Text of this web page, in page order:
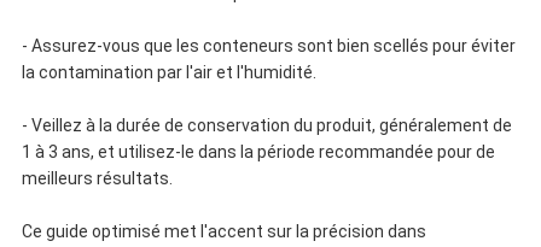
- Assurez-vous que les conteneurs sont bien scellés pour éviter
la contamination par l'air et l'humidité.
- Veillez à la durée de conservation du produit, généralement de
1 à 3 ans, et utilisez-le dans la période recommandée pour de
meilleurs résultats.
Ce guide optimisé met l'accent sur la précision dans